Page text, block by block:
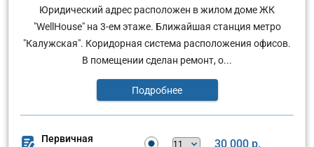
Юридический адрес расположен в жилом доме ЖК
"WellHouse" на 3-ем этаже. Ближайшая станция метро
"Калужская". Коридорная система расположения офисов.
В помещении сделан ремонт, о...
Подробнее
Первичная
30 000 р.